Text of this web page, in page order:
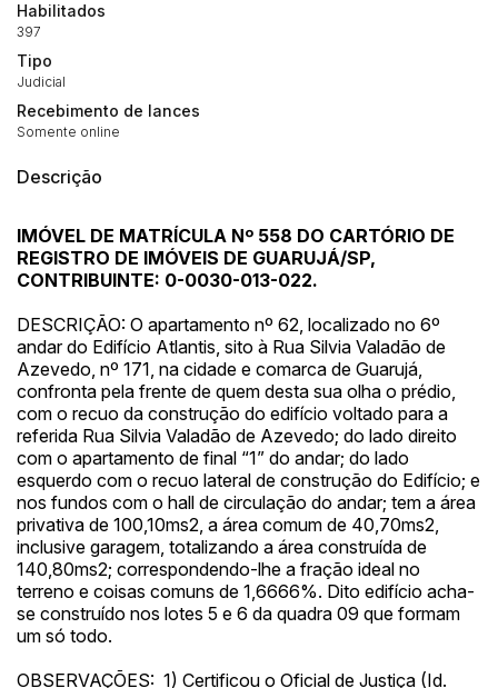
Habilitados
397
Tipo
Judicial
Recebimento de lances
Somente online
Descrição
IMÓVEL DE MATRÍCULA Nº 558 DO CARTÓRIO DE
REGISTRO DE IMÓVEIS DE GUARUJÁ/SP,
CONTRIBUINTE: 0-0030-013-022.
DESCRIÇÃO: O apartamento nº 62, localizado no 6º
andar do Edifício Atlantis, sito à Rua Silvia Valadão de
Azevedo, nº 171, na cidade e comarca de Guarujá,
confronta pela frente de quem desta sua olha o prédio,
com o recuo da construção do edifício voltado para a
referida Rua Silvia Valadão de Azevedo; do lado direito
com o apartamento de final “1” do andar; do lado
esquerdo com o recuo lateral de construção do Edifício; e
nos fundos com o hall de circulação do andar; tem a área
privativa de 100,10ms2, a área comum de 40,70ms2,
inclusive garagem, totalizando a área construída de
140,80ms2; correspondendo-lhe a fração ideal no
terreno e coisas comuns de 1,6666%. Dito edifício acha-
se construído nos lotes 5 e 6 da quadra 09 que formam
um só todo.
OBSERVAÇÕES: 1) Certificou o Oficial de Justiça (Id.